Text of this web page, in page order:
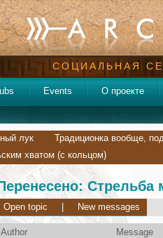
СОЦИАЛЬНАЯ
Events О проекте
лук
Традиционка вообще,
хватом (с кольцом)
Стрельба
Open topic New messages
Author
Message